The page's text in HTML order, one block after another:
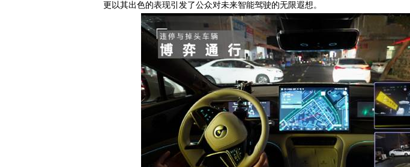
更以其出色的表现引发了公众对未来智能驾驶的无限遐想。